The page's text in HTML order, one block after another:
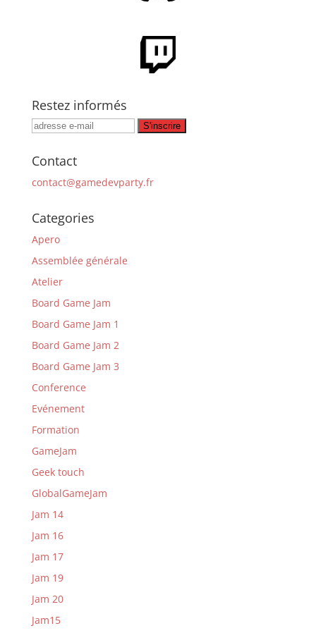
Restez informés
Contact
contact@gamedevparty.fr
Categories
Apero
Assemblée générale
Atelier
Board Game Jam
Board Game Jam 1
Board Game Jam 2
Board Game Jam 3
Conference
Evénement
Formation
GameJam
Geek touch
GlobalGameJam
Jam 14
Jam 16
Jam 17
Jam 19
Jam 20
Jam15